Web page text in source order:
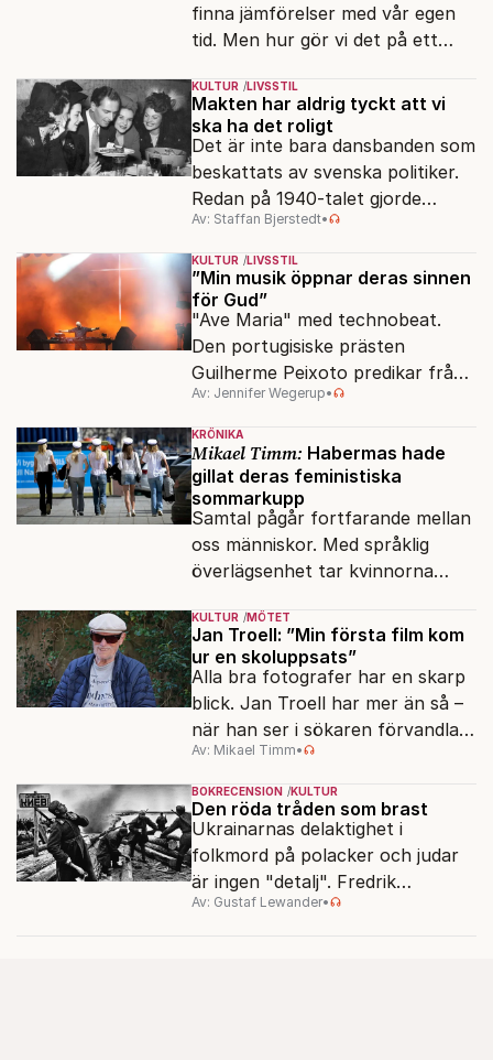
finna jämförelser med vår egen
tid. Men hur gör vi det på ett
Glover visar vägen.
KULTUR LIVSSTIL
Makten har aldrig tyckt att vi
ska ha det roligt
Det är inte bara dansbanden som
beskattats av svenska politiker.
Redan på 1940-talet gjorde
artisterna Nils Poppe och Gustav
Wally uppror mot statlig
klåfingrighet.
Av: Staffan Bjerstedt•
KULTUR LIVSSTIL
”Min musik öppnar deras sinnen
för Gud”
"Ave Maria" med technobeat.
Den portugisiske prästen
Guilherme Peixoto predikar från
DJ-båset.
Av: Jennifer Wegerup•
KRÖNIKA
Mikael Timm: Habermas hade
gillat deras feministiska
sommarkupp
Samtal pågår fortfarande mellan
oss människor. Med språklig
överlägsenhet tar kvinnorna
KULTUR MÖTET
Jan Troell: ”Min första film kom
ur en skoluppsats”
Alla bra fotografer har en skarp
blick. Jan Troell har mer än så –
när han ser i sökaren förvandlas
vardagen till underverk. Fyllda 95
gör han en ny film.
Av: Mikael Timm•
BOKRECENSION KULTUR
Den röda tråden som brast
Ukrainarnas delaktighet i
folkmord på polacker och judar
är ingen "detalj". Fredrik
Segerfeldts iver att skildra den
Av: Gustaf Lewander•